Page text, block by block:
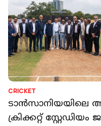
CRICKET
ക്രിക്കറ്റ്